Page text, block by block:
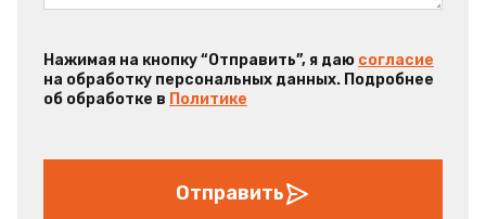
Нажимая на кнопку “Отправить”, я даю согласие
на обработку персональных данных. Подробнее
об обработке в Политике
Отправить